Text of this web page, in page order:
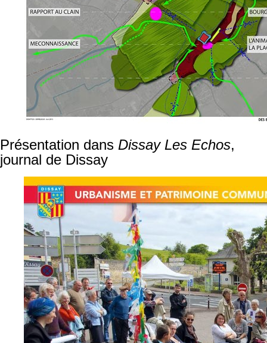
Présentation dans Dissay Les Echos,
journal de Dissay